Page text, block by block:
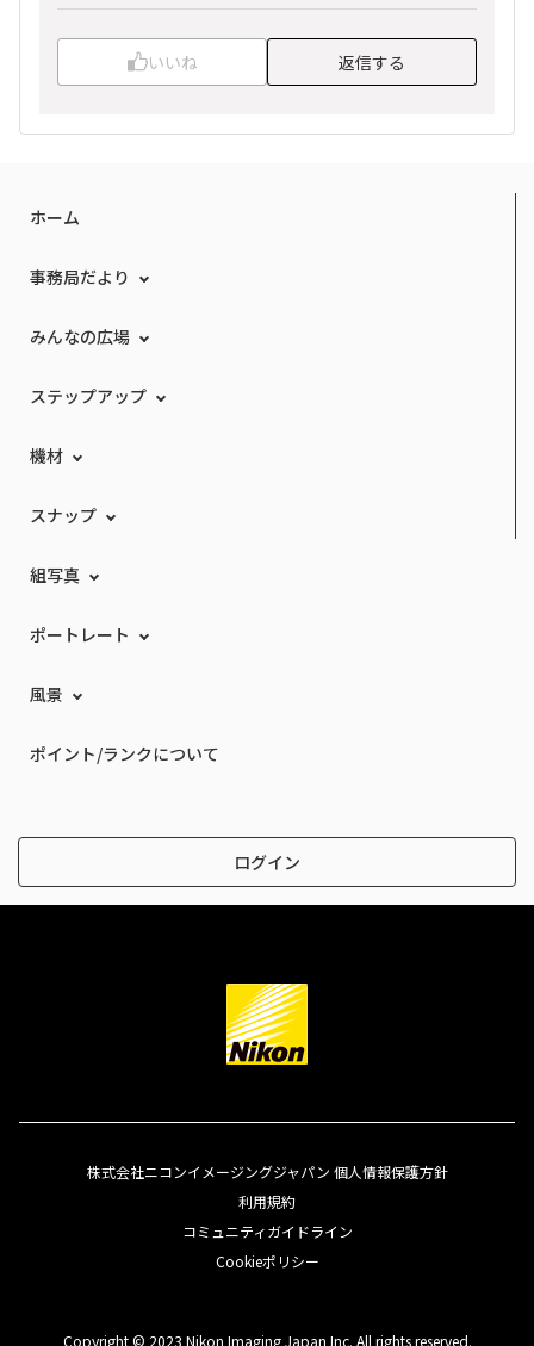
いいね 返信する
ホーム
事務局だより
みんなの広場
ステップアップ
機材
スナップ
組写真
ポートレート
風景
ポイント/ランクについて
ログイン
株式会社ニコンイメージングジャパン 個人情報保護方針
利用規約
コミュニティガイドライン
Cookieポリシー
Copyright © 2023 Nikon Imaging Japan Inc. All rights reserved.